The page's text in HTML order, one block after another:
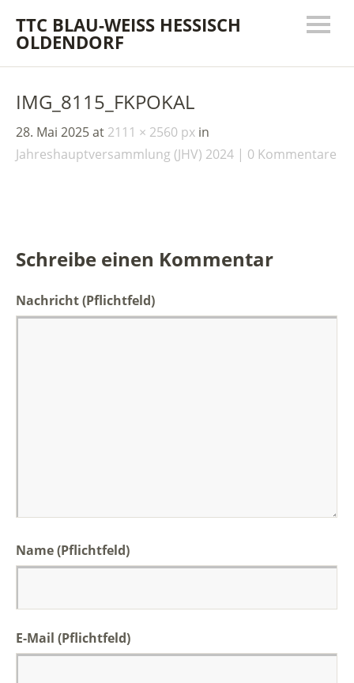
TTC BLAU-WEISS HESSISCH
OLDENDORF
IMG_8115_FKPOKAL
28. Mai 2025at 2111 × 2560 px in
Jahreshauptversammlung (JHV) 2024
0 Kommentare
Schreibe einen Kommentar
Nachricht(Pflichtfeld)
Name(Pflichtfeld)
E-Mail (Pflichtfeld)